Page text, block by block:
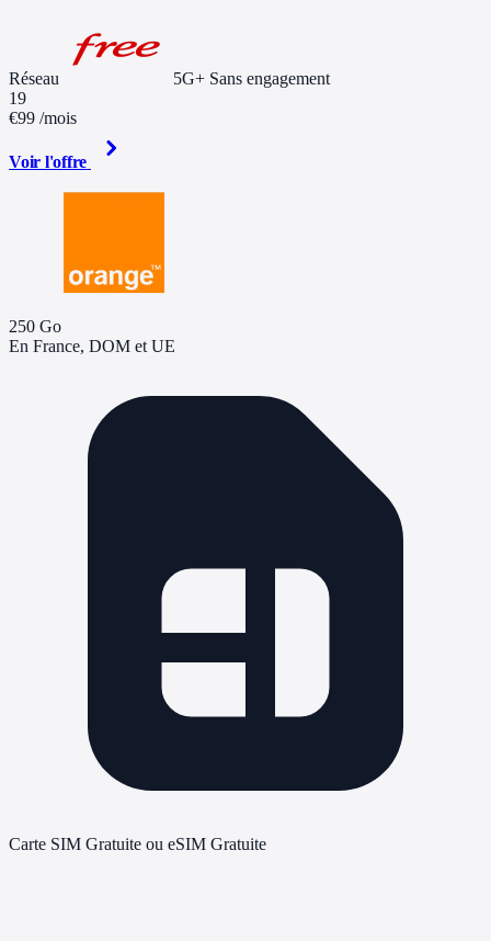
Réseau 5G+ Sans engagement
19
€99 /mois
Voir l'offre
250 Go
En France, DOM et UE
Carte SIM Gratuite ou eSIM Gratuite